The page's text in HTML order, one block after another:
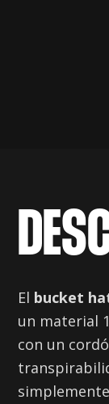
El bucket
un material
con un